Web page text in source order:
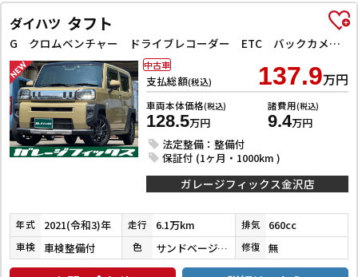
ダイハツ タフト
G クロムベンチャー ドライブレコーダー ETC バックカメラ ナビ TV クリアランスソナー 衝突被害軽減システム オートライト LEDヘッドランプ スマートキー アイドリングストップ 電動格納ミラー シートヒーター
支払総額(税込) 137.9万円
車両本体価格(税込)
128.5万円
諸費用(税込)
9.4万円
法定整備：整備付
保証付 (1ヶ月・1000km )
中古車
ガレージフィックス金沢店
年式 2021(令和3)年 走行 6.1万km 排気 660cc
車検 車検整備付 色 サンドベージュメタリック 修復 無